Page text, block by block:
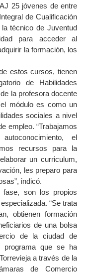
25 jóvenes de entre
de Cualificación
técnico de Juventud
para acceder al
la formación, los
estos cursos, tienen
de Habilidades
la profesora docente
módulo es como un
sociales a nivel
empleo. “Trabajamos
el
recursos para la
un curriculum,
les preparo para
indicó.
son los propios
“Se trata
obtienen formación
de una bolsa
de la ciudad de
programa que se ha
a través de la
de Comercio